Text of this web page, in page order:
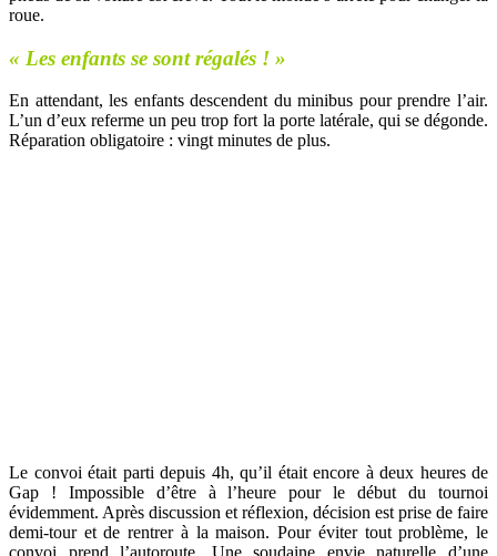
roue.
« Les enfants se sont régalés ! »
En attendant, les enfants descendent du minibus pour prendre l’air.
L’un d’eux referme un peu trop fort la porte latérale, qui se dégonde.
Réparation obligatoire : vingt minutes de plus.
Le convoi était parti depuis 4h, qu’il était encore à deux heures de
Gap ! Impossible d’être à l’heure pour le début du tournoi
évidemment. Après discussion et réflexion, décision est prise de faire
demi-tour et de rentrer à la maison. Pour éviter tout problème, le